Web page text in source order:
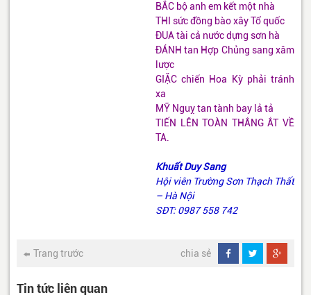
BẮC bộ anh em kết một nhà
THI sức đồng bào xây Tổ quốc
ĐUA tài cả nước dựng sơn hà
ĐÁNH tan Hợp Chủng sang xâm
lược
GIẶC chiến Hoa Kỳ phải tránh
xa
MỸ Nguỵ tan tành bay lả tả
TIẾN LÊN TOÀN THẮNG ẮT VỀ
TA.
Khuất Duy Sang
Hội viên Trường Sơn Thạch Thất
– Hà Nội
SĐT: 0987 558 742
Trang trước chia sẻ
Tin tức liên quan